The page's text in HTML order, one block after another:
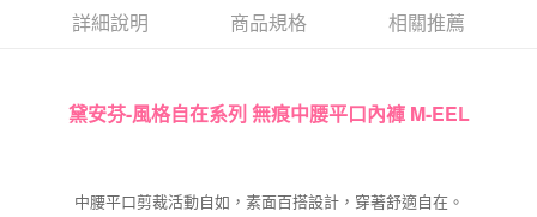
【大哥付你分期使用說明】
1.本服務由台灣大哥大提供，台灣大哥大用戶可立即使用無須另外申請。
3.實際核准額度、可分期數及費用金額請依後續交易確認頁面所載為準。
【繳款方式說明】
AFTEE先享後付
AFTEE先享後付是「在收到商品之後才付款」的支付方式。 讓您購物簡單
便利好安心！
３．安心：先確認商品／服務後，再付款。
ATM付款
全家取貨付款
詳細說明 商品規格 相關推薦
黛安芬-風格自在系列 無痕中腰平口內褲 M-EEL
中腰平口剪裁活動自如，素面百搭設計，穿著舒適自在。